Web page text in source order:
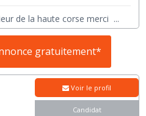
de la haute corse merci ...
gratuitement*
Voir le profil
Candidat